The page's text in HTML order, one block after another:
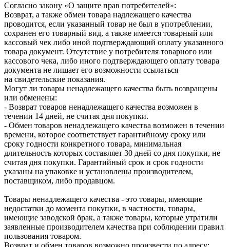
Согласно закону «О защите прав потребителей»:
Возврат, а также обмен товара надлежащего качества
проводится, если указанный товар не был в употреблении,
сохранен его товарный вид, а также имеется товарный или
кассовый чек либо иной подтверждающий оплату указанного
товара документ. Отсутствие у потребителя товарного или
кассового чека, либо иного подтверждающего оплату товара
документа не лишает его возможности ссылаться
на свидетельские показания.
Могут ли товары ненадлежащего качества быть возвращены
или обменены:
- Возврат товаров ненадлежащего качества возможен в
течении 14 дней, не считая дня покупки.
- Обмен товаров ненадлежащего качества возможен в течении
времени, которое соответствует гарантийному сроку или
сроку годности конкретного товара, минимальная
длительность которых составляет 30 дней со дня покупки, не
считая дня покупки. Гарантийный срок и срок годности
указаны на упаковке и установлены производителем,
поставщиком, либо продавцом.
Товары ненадлежащего качества - это товары, имеющие
недостатки до момента покупки, в частности, товары,
имеющие заводской брак, а также товары, которые утратили
заявленные производителем качества при соблюдении правил
пользования товаром.
Возврат и обмен товаров возможно произвести по адресу: